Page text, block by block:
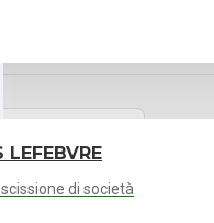
LEFEBVRE
di società